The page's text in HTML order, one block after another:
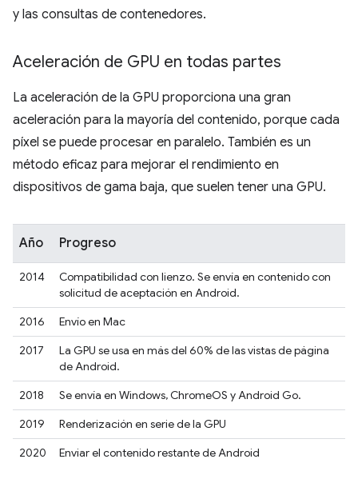
y las consultas de contenedores.
Aceleración de GPU en todas partes
La aceleración de la GPU proporciona una gran
aceleración para la mayoría del contenido, porque cada
píxel se puede procesar en paralelo. También es un
método eficaz para mejorar el rendimiento en
dispositivos de gama baja, que suelen tener una GPU.
Año Progreso
2014
Compatibilidad con lienzo. Se envía en contenido con
solicitud de aceptación en Android.
2016
Envío en Mac
2017
La GPU se usa en más del 60% de las vistas de página
de Android.
2018
Se envía en Windows, ChromeOS y Android Go.
2019
Renderización en serie de la GPU
2020
Enviar el contenido restante de Android